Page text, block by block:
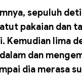
sepuluh
pakaian dan
Kemudian lima
dan
dia merasa